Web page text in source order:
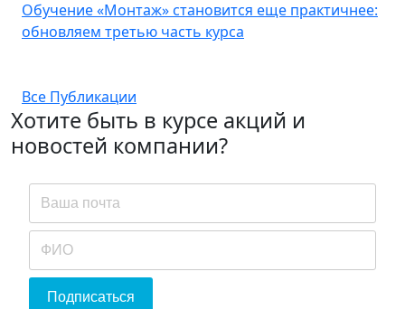
Обучение «Монтаж» становится еще практичнее:
обновляем третью часть курса
Все Публикации
Хотите быть в курсе акций и
новостей компании?
Подписаться